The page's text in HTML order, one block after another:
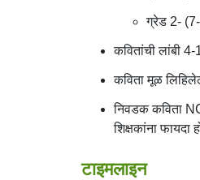
ग्रेड 2- (7-
कवितांची लांबी
कविता मूळ
निवडक कविता
शिक्षकांना फायदा
टाइमलाइन